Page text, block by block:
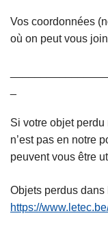
Vos coordonnées
où on peut vous
Si votre objet perdu
n’est pas en notre
peuvent vous être
Objets perdus dans
https://